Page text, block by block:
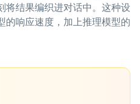
将结果编织进对话中。这种设
的响应速度，加上推理模型的